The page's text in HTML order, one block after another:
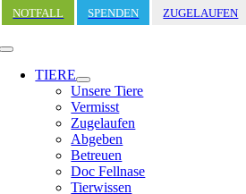
Zum
Inhalt
springen
NOTFALL SPENDEN ZUGELAUFEN
Toggle
Navigation
TIERE
Unsere Tiere
Vermisst
Zugelaufen
Abgeben
Betreuen
Doc Fellnase
Tierwissen